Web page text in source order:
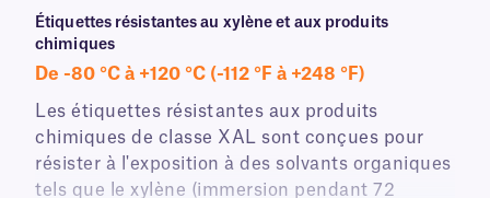
Étiquettes résistantes au xylène et aux produits
chimiques
De -80 °C à +120 °C (-112 °F à +248 °F)
Les étiquettes résistantes aux produits
chimiques de classe XAL sont conçues pour
résister à l'exposition à des solvants organiques
tels que le xylène (immersion pendant 72